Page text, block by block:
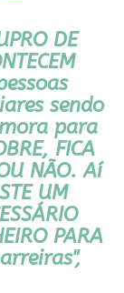
DE
sendo
para
FICA
NÃO. Aí
UM
PARA